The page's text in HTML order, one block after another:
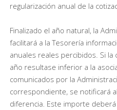
regularización anual de la
Finalizado el año natural, la
facilitará a la Tesorería
anuales reales percibidos. Si la
año resultase inferior a la
comunicados por la
correspondiente, se notificará
diferencia. Este importe